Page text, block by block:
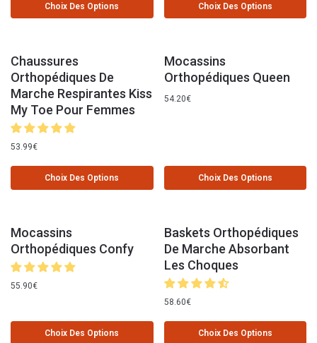
Choix Des Options Choix Des Options
Chaussures
Orthopédiques De
Marche Respirantes Kiss
My Toe Pour Femmes
53.99€
Choix Des Options
Mocassins
Orthopédiques Queen
54.20€
Choix Des Options
Mocassins
Orthopédiques Confy
55.90€
Choix Des Options
Baskets Orthopédiques
De Marche Absorbant
Les Choques
58.60€
Choix Des Options